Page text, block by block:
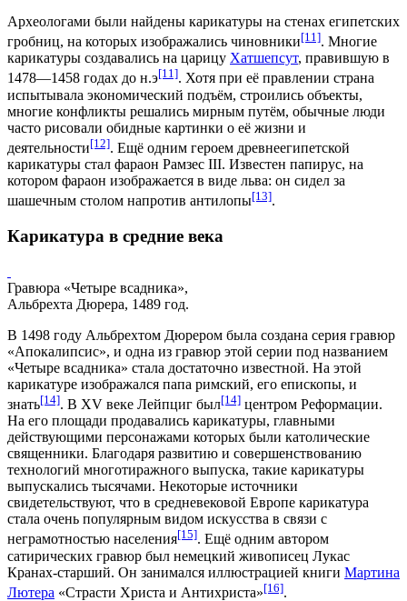
Археологами были найдены карикатуры на стенах египетских
гробниц, на которых изображались чиновники[11]. Многие
карикатуры создавались на царицу Хатшепсут, правившую в
1478—1458 годах до н.э[11]. Хотя при её правлении страна
испытывала экономический подъём, строились объекты,
многие конфликты решались мирным путём, обычные люди
часто рисовали обидные картинки о её жизни и
деятельности[12]. Ещё одним героем древнеегипетской
карикатуры стал фараон Рамзес III. Известен папирус, на
котором фараон изображается в виде льва: он сидел за
шашечным столом напротив антилопы[13].
Карикатура в средние века
Гравюра «Четыре всадника»,
Альбрехта Дюрера, 1489 год.
В 1498 году Альбрехтом Дюрером была создана серия гравюр
«Апокалипсис», и одна из гравюр этой серии под названием
«Четыре всадника» стала достаточно известной. На этой
карикатуре изображался папа римский, его епископы, и
знать[14]. В XV веке Лейпциг был[14] центром Реформации.
На его площади продавались карикатуры, главными
действующими персонажами которых были католические
священники. Благодаря развитию и совершенствованию
технологий многотиражного выпуска, такие карикатуры
выпускались тысячами. Некоторые источники
свидетельствуют, что в средневековой Европе карикатура
стала очень популярным видом искусства в связи с
неграмотностью населения[15]. Ещё одним автором
сатирических гравюр был немецкий живописец Лукас
Кранах-старший. Он занимался иллюстрацией книги Мартина
Лютера «Страсти Христа и Антихриста»[16].